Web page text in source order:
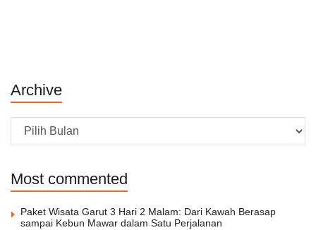
Archive
Archive
Most commented
Paket Wisata Garut 3 Hari 2 Malam: Dari Kawah Berasap
sampai Kebun Mawar dalam Satu Perjalanan